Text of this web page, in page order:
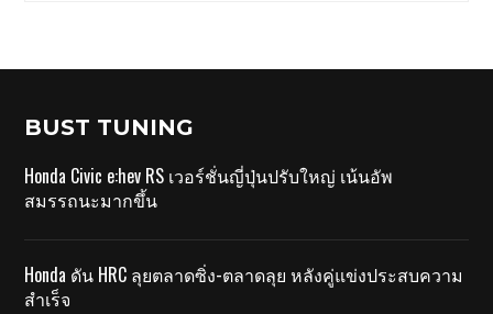
BUST TUNING
Honda Civic e:hev RS เวอร์ชั่นญี่ปุ่นปรับใหญ่ เน้นอัพ
สมรรถนะมากขึ้น
Honda ดัน HRC ลุยตลาดซิ่ง-ตลาดลุย หลังคู่แข่งประสบความ
สำเร็จ